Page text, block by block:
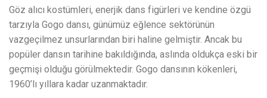
Göz alıcı kostümleri, enerjik dans figürleri ve kendine özgü
tarzıyla Gogo dansı, günümüz eğlence sektörünün
vazgeçilmez unsurlarından biri haline gelmiştir. Ancak bu
popüler dansın tarihine bakıldığında, aslında oldukça eski bir
geçmişi olduğu görülmektedir. Gogo dansının kökenleri,
1960’lı yıllara kadar uzanmaktadır.